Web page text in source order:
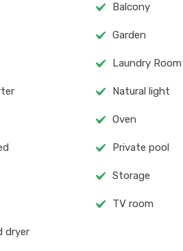
Balcony
Garden
Laundry Room
Natural light
Oven
Private pool
Storage
TV room
dryer